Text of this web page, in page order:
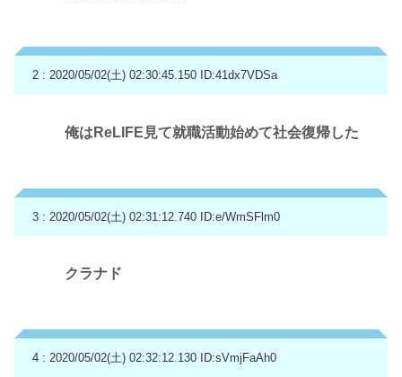
2 : 2020/05/02(土) 02:30:45.150 ID:41dx7VDSa
俺はReLIFE見て就職活動始めて社会復帰した
3 : 2020/05/02(土) 02:31:12.740 ID:e/WmSFlm0
クラナド
4 : 2020/05/02(土) 02:32:12.130 ID:sVmjFaAh0